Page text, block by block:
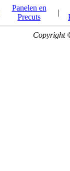
Panelen en
Precuts
|
Copyright